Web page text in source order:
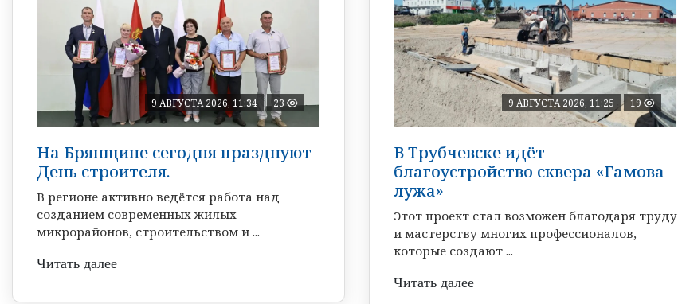
9 АВГУСТА 2026, 11:34 23
На Брянщине сегодня празднуют
День строителя.
В регионе активно ведётся работа над
созданием современных жилых
микрорайонов, строительством и ...
Читать далее
9 АВГУСТА 2026, 11:25 19
В Трубчевске идёт
благоустройство сквера «Гамова
лужа»
Этот проект стал возможен благодаря труду
и мастерству многих профессионалов,
которые создают ...
Читать далее